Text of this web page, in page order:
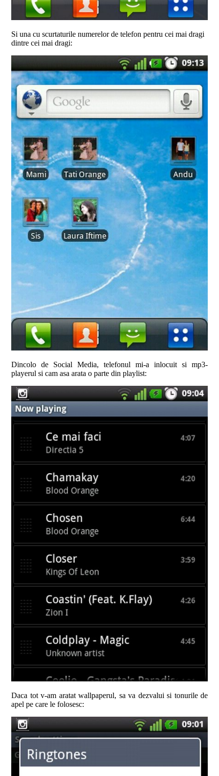
Si una cu scurtaturile numerelor de telefon pentru cei mai dragi
dintre cei mai dragi:
Dincolo de Social Media, telefonul mi-a inlocuit si mp3-
playerul si cam asa arata o parte din playlist:
Daca tot v-am aratat wallpaperul, sa va dezvalui si tonurile de
apel pe care le folosesc: